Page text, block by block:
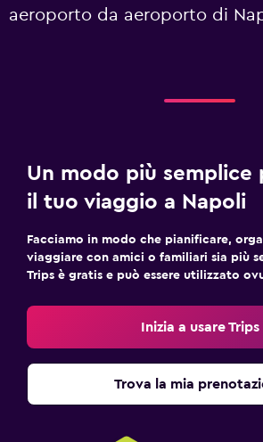
aeroporto da aeroporto di
Un modo più semplice
il tuo viaggio a Napoli
Facciamo in modo che pianificare,
viaggiare con amici o familiari sia più
Trips è gratis e può essere utilizzato
Inizia a usare Trips
Trova la mia